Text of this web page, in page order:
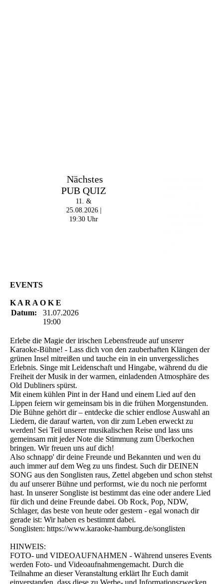
Nächstes
PUB QUIZ
11. &
25.08.2026 |
19:30 Uhr
EVENTS
K A R A O K E
Datum:
31.07.2026
19:00
Erlebe die Magie der irischen Lebensfreude auf unserer
Karaoke-Bühne! - Lass dich von den zauberhaften Klängen der
grünen Insel mitreißen und tauche ein in ein unvergessliches
Erlebnis. Singe mit Leidenschaft und Hingabe, während du die
Freiheit der Musik in der warmen, einladenden Atmosphäre des
Old Dubliners spürst.
Mit einem kühlen Pint in der Hand und einem Lied auf den
Lippen feiern wir gemeinsam bis in die frühen Morgenstunden.
Die Bühne gehört dir – entdecke die schier endlose Auswahl an
Liedern, die darauf warten, von dir zum Leben erweckt zu
werden! Sei Teil unserer musikalischen Reise und lass uns
gemeinsam mit jeder Note die Stimmung zum Überkochen
bringen. Wir freuen uns auf dich!
Also schnapp' dir deine Freunde und Bekannten und wen du
auch immer auf dem Weg zu uns findest. Such dir DEINEN
SONG aus den Songlisten raus, Zettel abgeben und schon stehst
du auf unserer Bühne und performst, wie du noch nie performt
hast. In unserer Songliste ist bestimmt das eine oder andere Lied
für dich und deine Freunde dabei. Ob Rock, Pop, NDW,
Schlager, das beste von heute oder gestern - egal wonach dir
gerade ist: Wir haben es bestimmt dabei.
Songlisten: https://www.karaoke-hamburg.de/songlisten
HINWEIS:
FOTO- und VIDEOAUFNAHMEN - Während unseres Events
werden Foto- und Videoaufnahmengemacht. Durch die
Teilnahme an dieser Veranstaltung erklärt Ihr Euch damit
einverstanden, dass diese zu Werbe- und Informationszwecken